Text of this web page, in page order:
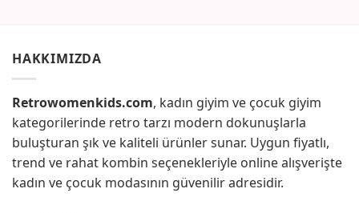
HAKKIMIZDA
Retrowomenkids.com, kadın giyim ve çocuk giyim
kategorilerinde retro tarzı modern dokunuşlarla
buluşturan şık ve kaliteli ürünler sunar. Uygun fiyatlı,
trend ve rahat kombin seçenekleriyle online alışverişte
kadın ve çocuk modasının güvenilir adresidir.